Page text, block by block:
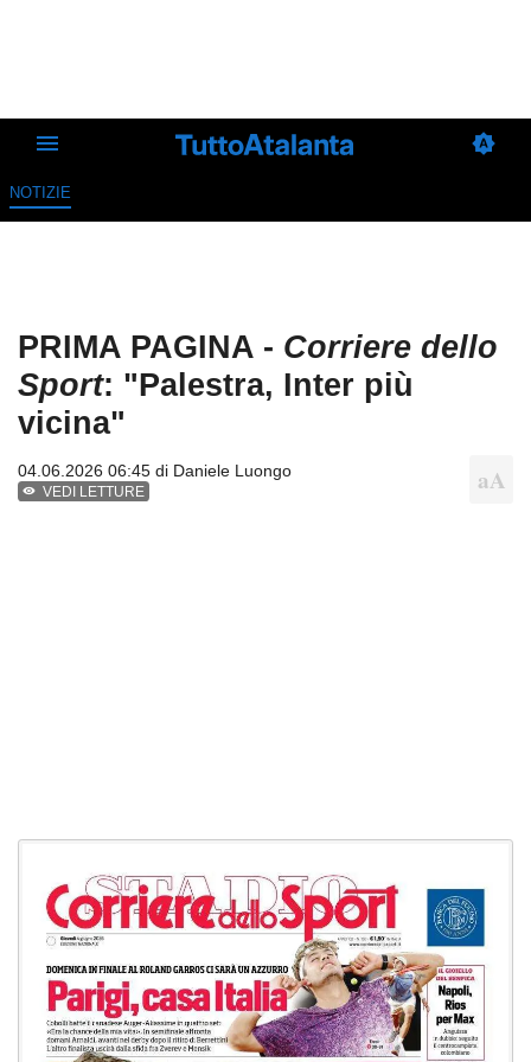
NOTIZIE
PRIMA PAGINA - Corriere dello
Sport: "Palestra, Inter più
vicina"
04.06.2026 06:45 di Daniele Luongo
VEDI LETTURE